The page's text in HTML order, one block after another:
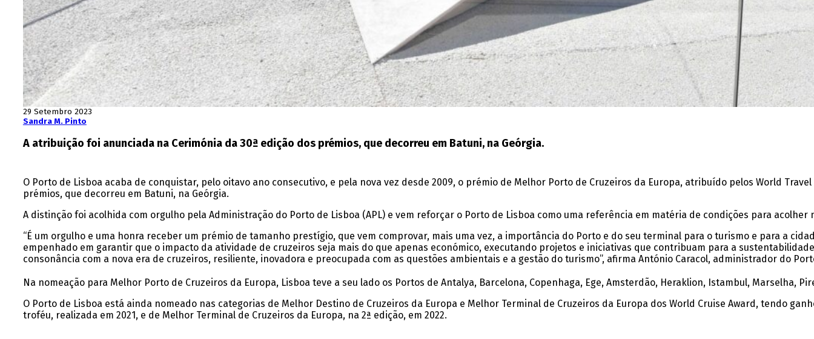
29 Setembro 2023
Sandra M. Pinto
A atribuição foi anunciada na Cerimónia da 30ª edição dos prémios, que decorreu em Batuni, na Geórgia.
O Porto de Lisboa acaba de conquistar, pelo oitavo ano consecutivo, e pela nova vez desde 2009, o prémio de Melhor Porto de Cruzeiros da Europa, atribuído pelos World
prémios, que decorreu em Batuni, na Geórgia.
A distinção foi acolhida com orgulho pela Administração do Porto de Lisboa (APL) e vem reforçar o Porto de Lisboa como uma referência em matéria de condições para acolher
“É um orgulho e uma honra receber um prémio de tamanho prestígio, que vem comprovar, mais uma vez, a importância do Porto e do seu terminal para o turismo e para a
empenhado em garantir que o impacto da atividade de cruzeiros seja mais do que apenas económico, executando projetos e iniciativas que contribuam para a
consonância com a nova era de cruzeiros, resiliente, inovadora e preocupada com as questões ambientais e a gestão do turismo”, afirma António Caracol, administrador do
Na nomeação para Melhor Porto de Cruzeiros da Europa, Lisboa teve a seu lado os Portos de Antalya, Barcelona, Copenhaga, Ege, Amsterdão, Heraklion, Istambul, Marselha,
O Porto de Lisboa está ainda nomeado nas categorias de Melhor Destino de Cruzeiros da Europa e Melhor Terminal de Cruzeiros da Europa dos World Cruise Award, tendo
troféu, realizada em 2021, e de Melhor Terminal de Cruzeiros da Europa, na 2ª edição, em 2022.